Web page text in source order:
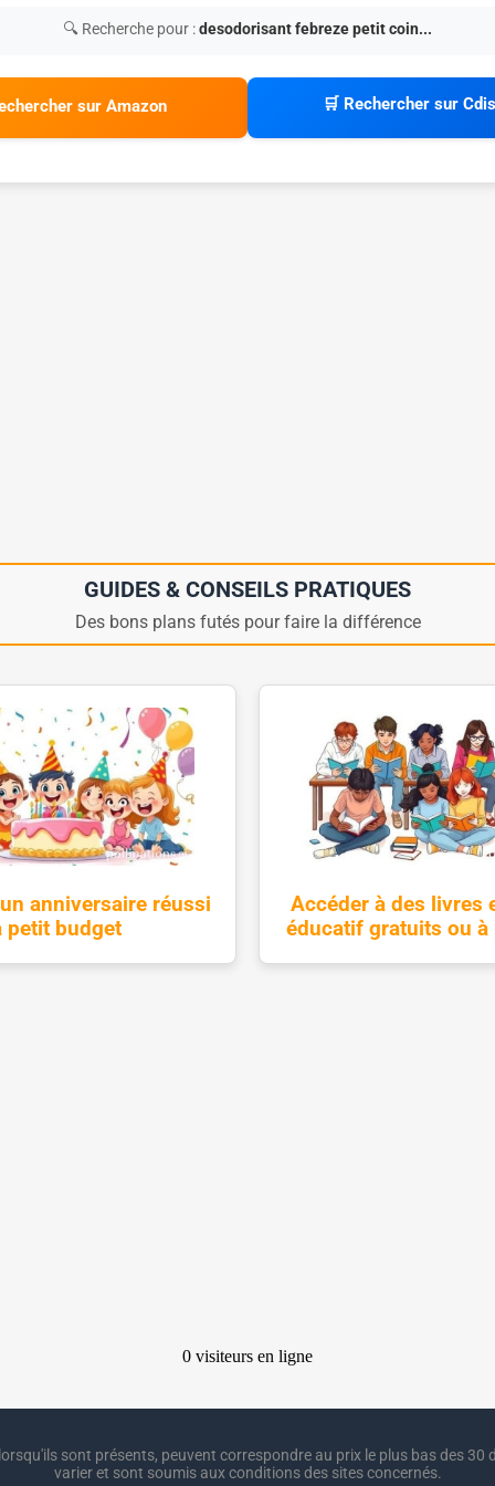
🔍 Recherche pour :desodorisant febreze petit coin...
sur Amazon 🛒 Rechercher sur
GUIDES & CONSEILS PRATIQUES
Des bons plans futés pour faire la différence
anniversaire réussi
petit budget
Accéder à des livres
éducatif gratuits ou
sont présents, peuvent correspondre au prix le plus bas des 30
varier et sont soumis aux conditions des sites concernés.